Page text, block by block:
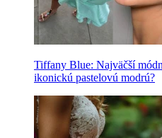
Tiffany Blue: Najväčší
ikonickú pastelovú modrú?